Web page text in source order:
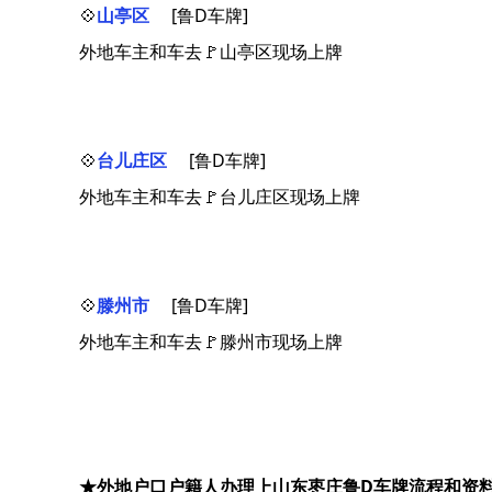
💠山亭区
[鲁D车牌]
外地车主和车去🚩山亭区现场上牌
💠台儿庄区
[鲁D车牌]
外地车主和车去🚩台儿庄区现场上牌
💠滕州市
[鲁D车牌]
外地车主和车去🚩滕州市现场上牌
★外地户口户籍人办理上山东枣庄鲁D车牌流程和资